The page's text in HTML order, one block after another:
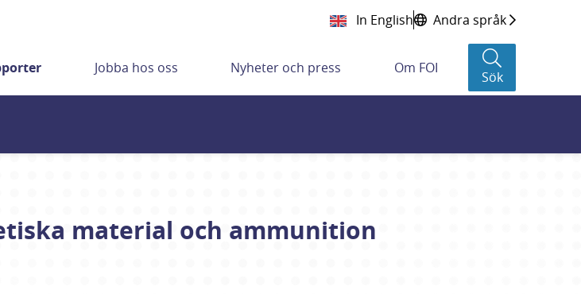
In English Andra språk
Jobba hos oss Nyheter och press Om FOI
Sök
material och ammunition